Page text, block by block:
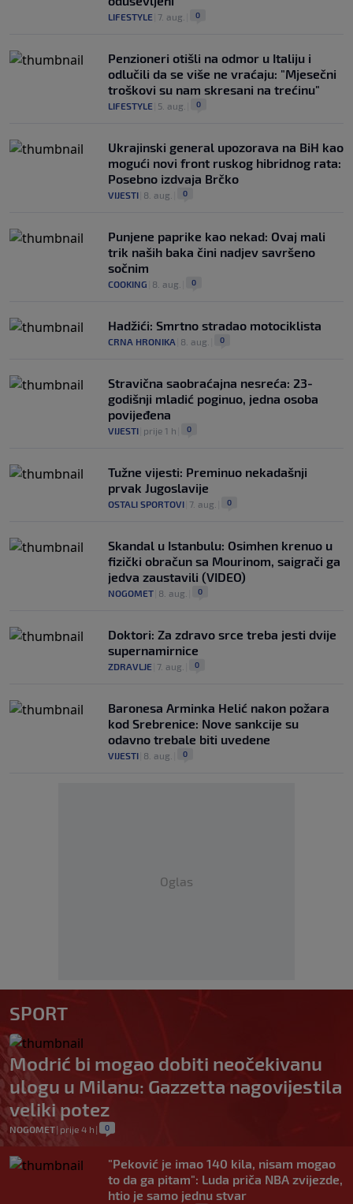
LIFESTYLE 7. aug. 0
Penzioneri otišli na odmor u Italiju i
odlučili da se više ne vraćaju: "Mjesečni
troškovi su nam skresani na trećinu"
LIFESTYLE 5. aug. 0
Ukrajinski general upozorava na BiH kao
mogući novi front ruskog hibridnog rata:
Posebno izdvaja Brčko
VIJESTI 8. aug. 0
Punjene paprike kao nekad: Ovaj mali
trik naših baka čini nadjev savršeno
sočnim
COOKING 8. aug. 0
Hadžići: Smrtno stradao motociklista
CRNA HRONIKA 8. aug. 0
Stravična saobraćajna nesreća: 23-
godišnji mladić poginuo, jedna osoba
povijeđena
VIJESTI prije 1 h 0
Tužne vijesti: Preminuo nekadašnji
prvak Jugoslavije
OSTALI SPORTOVI 7. aug. 0
Skandal u Istanbulu: Osimhen krenuo u
fizički obračun sa Mourinom, saigrači ga
jedva zaustavili (VIDEO)
NOGOMET 8. aug. 0
Doktori: Za zdravo srce treba jesti dvije
supernamirnice
ZDRAVLJE 7. aug. 0
Baronesa Arminka Helić nakon požara
kod Srebrenice: Nove sankcije su
odavno trebale biti uvedene
VIJESTI 8. aug. 0
Oglas
SPORT
Modrić bi mogao dobiti neočekivanu
ulogu u Milanu: Gazzetta nagovijestila
veliki potez
NOGOMET| prije 4 h | 0
"Peković je imao 140 kila, nisam mogao
to da ga pitam": Luda priča NBA zvijezde,
htio je samo jednu stvar